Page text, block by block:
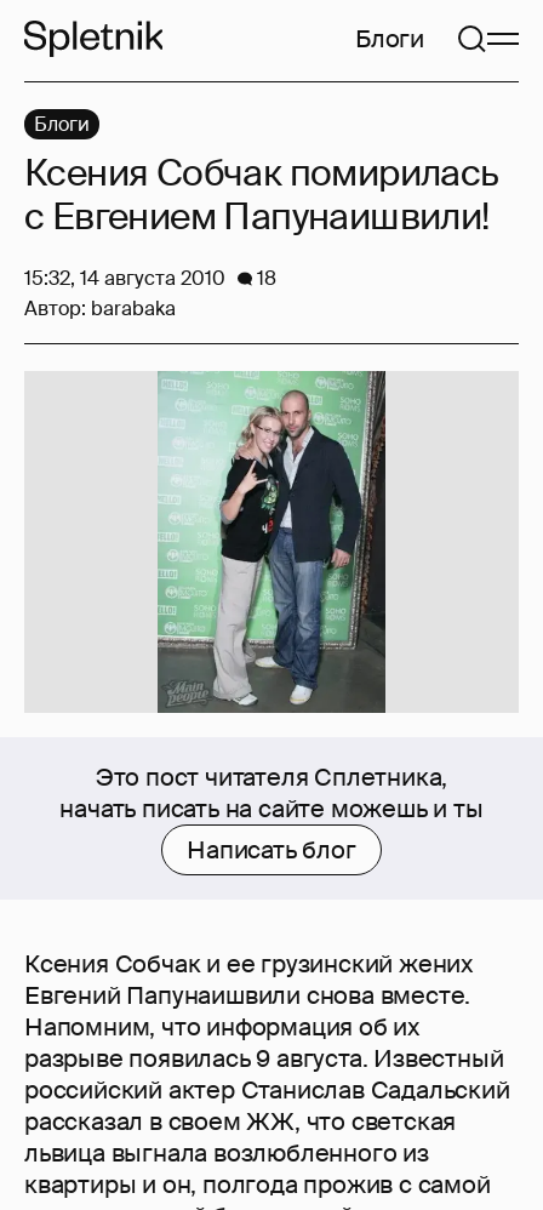
Блоги
Это пост читателя Сплетника,
начать писать на сайте можешь и ты
Написать блог
Ксения Собчак и ее грузинский жених
Евгений Папунаишвили снова вместе.
Напомним, что информация об их
разрыве появилась 9 августа. Известный
российский актер Станислав Садальский
рассказал в своем ЖЖ, что светская
львица выгнала возлюбленного из
квартиры и он, полгода прожив с самой
Блоги
Ксения Собчак помирилась
с Евгением Папунаишвили!
15:32, 14 августа 2010
18
Автор: barabaka